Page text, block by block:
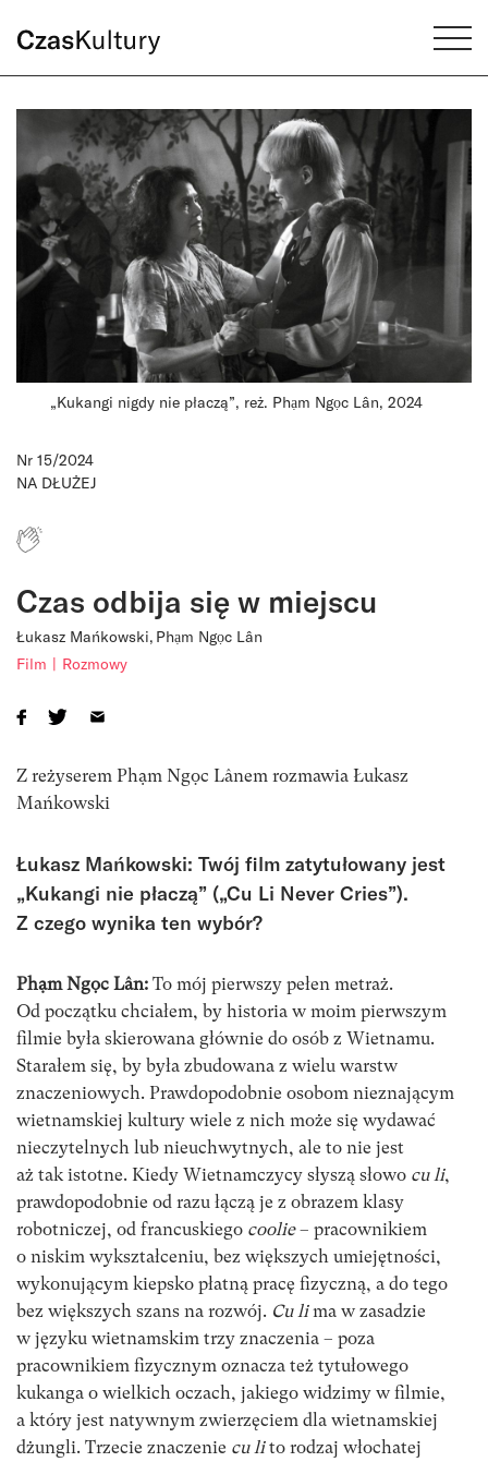
Nr 15/2024
NA DŁUŻEJ
Czas odbija się w miejscu
Łukasz Mańkowski Phạm Ngọc Lân
Film
Rozmowy
Z reżyserem Phạm Ngọc Lânem rozmawia Łukasz
Mańkowski
Łukasz Mańkowski: Twój film zatytułowany jest
„Kukangi nie płaczą” („Cu Li Never Cries”).
Z czego wynika ten wybór?
Phạm Ngọc Lân: To mój pierwszy pełen metraż.
Od początku chciałem, by historia w moim pierwszym
filmie była skierowana głównie do osób z Wietnamu.
Starałem się, by była zbudowana z wielu warstw
znaczeniowych. Prawdopodobnie osobom nieznającym
wietnamskiej kultury wiele z nich może się wydawać
nieczytelnych lub nieuchwytnych, ale to nie jest
aż tak istotne. Kiedy Wietnamczycy słyszą słowo cu li,
prawdopodobnie od razu łączą je z obrazem klasy
robotniczej, od francuskiego coolie– pracownikiem
o niskim wykształceniu, bez większych umiejętności,
wykonującym kiepsko płatną pracę fizyczną, a do tego
bez większych szans na rozwój. Cu lima w zasadzie
w języku wietnamskim trzy znaczenia – poza
pracownikiem fizycznym oznacza też tytułowego
kukanga o wielkich oczach, jakiego widzimy w filmie,
a który jest natywnym zwierzęciem dla wietnamskiej
dżungli. Trzecie znaczenie cu lito rodzaj włochatej
„Kukangi nigdy nie płaczą”, reż. Phạm Ngọc Lân, 2024